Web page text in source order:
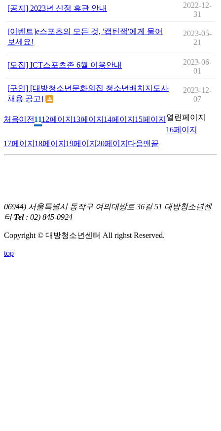
[공지] 2023년 신정 휴관 안내
2022-12-
31
[이벤트]e스포츠의 모든 것, '캡틴잭'에게 물어
보세요!
2023-05-
21
[모집] ICT스포츠존 6월 이용안내
2023-06-
01
[구인] [대방청소년문화의집 청소년배치지도사
채용 공고]
2023-12-
07
처음이전 열린
11 페이지
12페이지 13페이지 14페이지 15페이지
16페이지
17페이지 18페이지 19페이지 20페이지 다음맨끝
06944) 서울특별시 동작구 여의대방로 36길 51 대방청소년센
터 Tel : 02) 845-0924
Copyright © 대방청소년센터 All righst Reserved.
top